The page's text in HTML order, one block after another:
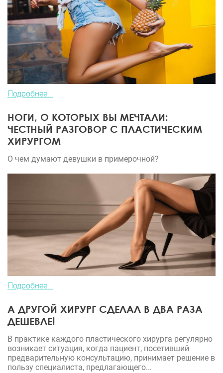
Подробнее...
НОГИ, О КОТОРЫХ ВЫ МЕЧТАЛИ:
ЧЕСТНЫЙ РАЗГОВОР С ПЛАСТИЧЕСКИМ
ХИРУРГОМ
О чем думают девушки в примерочной?
Подробнее...
А ДРУГОЙ ХИРУРГ СДЕЛАЛ В ДВА РАЗА
ДЕШЕВЛЕ!
В практике каждого пластического хирурга регулярно
возникает ситуация, когда пациент, посетивший
предварительную консультацию, принимает решение в
пользу специалиста, предлагающего...